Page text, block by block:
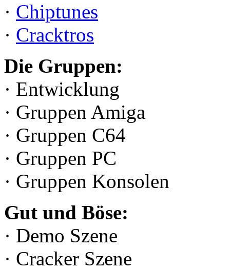
· Chiptunes
· Cracktros
Die Gruppen:
· Entwicklung
· Gruppen Amiga
· Gruppen C64
· Gruppen PC
· Gruppen Konsolen
Gut und Böse:
· Demo Szene
· Cracker Szene